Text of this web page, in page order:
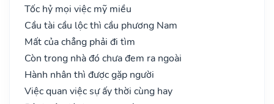
Tốc hỷ mọi việc mỹ miều
Cầu tài cầu lộc thì cầu phương Nam
Mất của chẳng phải đi tìm
Còn trong nhà đó chưa đem ra ngoài
Hành nhân thì được gặp người
Việc quan việc sự ấy thời cùng hay